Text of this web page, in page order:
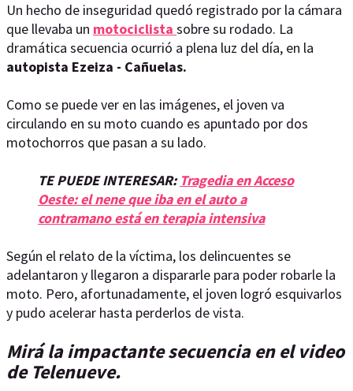
Un hecho de inseguridad quedó registrado por la cámara
que llevaba un motociclista sobre su rodado. La
dramática secuencia ocurrió a plena luz del día, en la
autopista Ezeiza - Cañuelas.
Como se puede ver en las imágenes, el joven va
circulando en su moto cuando es apuntado por dos
motochorros que pasan a su lado.
TE PUEDE INTERESAR: Tragedia en Acceso
Oeste: el nene que iba en el auto a
contramano está en terapia intensiva
Según el relato de la víctima, los delincuentes se
adelantaron y llegaron a dispararle para poder robarle la
moto. Pero, afortunadamente, el joven logró esquivarlos
y pudo acelerar hasta perderlos de vista.
Mirá la impactante secuencia en el video
de Telenueve.